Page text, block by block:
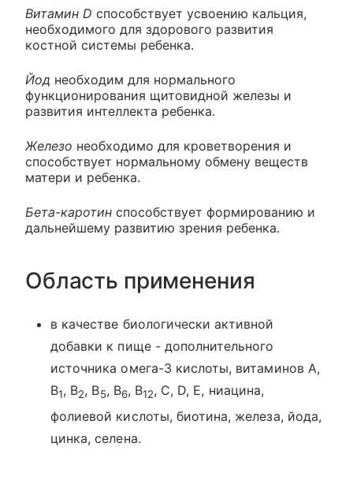
Витамин D способствует усвоению кальция,
необходимого для здорового развития
костной системы ребенка.
Йод необходим для нормального
функционирования щитовидной железы и
развития интеллекта ребенка.
Железо необходимо для кроветворения и
способствует нормальному обмену веществ
матери и ребенка.
Бета-каротин способствует формированию и
дальнейшему развитию зрения ребенка.
Область применения
в качестве биологически активной
добавки к пище - дополнительного
источника омега-3 кислоты, витаминов А,
B1, В2, В5, В6, В12, С, D, Е, ниацина,
фолиевой кислоты, биотина, железа, йода,
цинка, селена.